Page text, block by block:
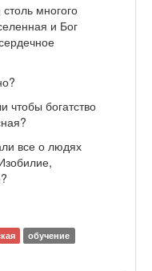
многого
и Бог
чтобы богатство
все о людях
обучение